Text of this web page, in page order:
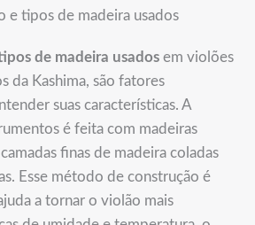
e tipos de madeira usados
de madeira usados em violões
da Kashima, são fatores
suas características. A
é feita com madeiras
finas de madeira coladas
Esse método de construção é
a tornar o violão mais